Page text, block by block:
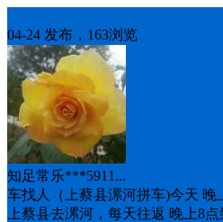
04-24 发布，163浏览
知足常乐***5911...
车找人（上蔡县漯河拼车)今天 晚
上蔡县去漯河，每天往返 晚上8